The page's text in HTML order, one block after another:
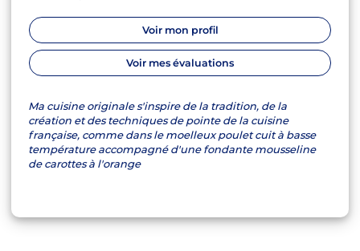
Voir mon profil
Voir mes évaluations
Ma cuisine originale s'inspire de la tradition, de la
création et des techniques de pointe de la cuisine
française, comme dans le moelleux poulet cuit à basse
température accompagné d'une fondante mousseline
de carottes à l'orange